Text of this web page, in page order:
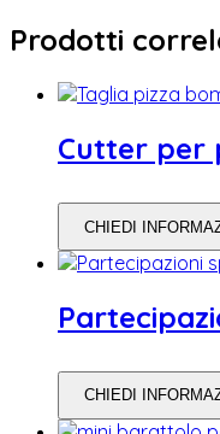
Prodotti
Cutter per
CHIEDI
CHIEDI